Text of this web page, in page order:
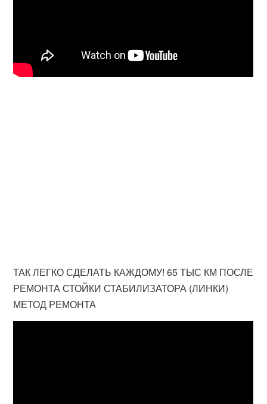
ТАК ЛЕГКО СДЕЛАТЬ КАЖДОМУ! 65 ТЫС КМ ПОСЛЕ
РЕМОНТА СТОЙКИ СТАБИЛИЗАТОРА (ЛИНКИ)
МЕТОД РЕМОНТА